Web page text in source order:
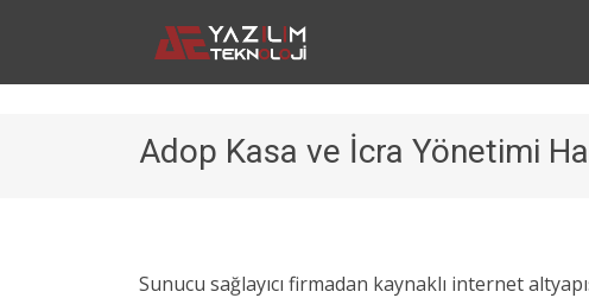
Adop Kasa ve İcra Yönetimi
Sunucu sağlayıcı firmadan kaynaklı internet